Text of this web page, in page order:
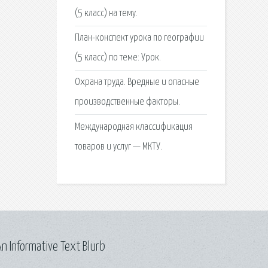
(5 класс) на тему.
План-конспект урока по географии
(5 класс) по теме: Урок.
Охрана труда. Вредные и опасные
производственные факторы.
Международная классификация
товаров и услуг — МКТУ.
Informative Text Blurb